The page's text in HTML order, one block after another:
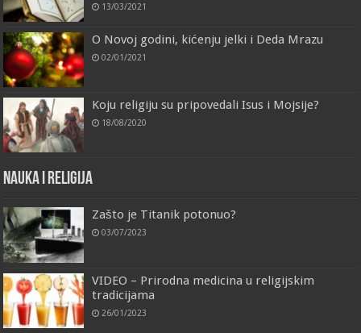
13/03/2021
O Novoj godini, kićenju jelki i Deda Mrazu
02/01/2021
Koju religiju su pripovedali Isus i Mojsije?
18/08/2020
Nauka i religija
Zašto je Titanik potonuo?
03/07/2023
VIDEO – Prirodna medicina u religijskim
tradicijama
26/01/2023